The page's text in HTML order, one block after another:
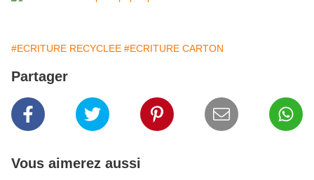
#ECRITURE RECYCLEE #ECRITURE CARTON
Partager
Vous aimerez aussi